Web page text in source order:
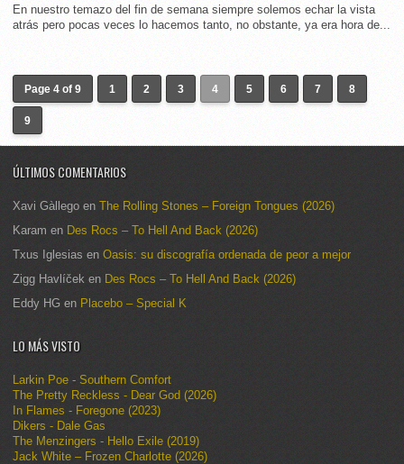
En nuestro temazo del fin de semana siempre solemos echar la vista
atrás pero pocas veces lo hacemos tanto, no obstante, ya era hora de...
Page 4 of 9 1 2 3 4 5 6 7 8
9
ÚLTIMOS COMENTARIOS
Xavi Gàllego en The Rolling Stones – Foreign Tongues (2026)
Karam en Des Rocs – To Hell And Back (2026)
Txus Iglesias en Oasis: su discografía ordenada de peor a mejor
Zigg Havlíček en Des Rocs – To Hell And Back (2026)
Eddy HG en Placebo – Special K
LO MÁS VISTO
Larkin Poe - Southern Comfort
The Pretty Reckless - Dear God (2026)
In Flames - Foregone (2023)
Dikers - Dale Gas
The Menzingers - Hello Exile (2019)
Jack White – Frozen Charlotte (2026)